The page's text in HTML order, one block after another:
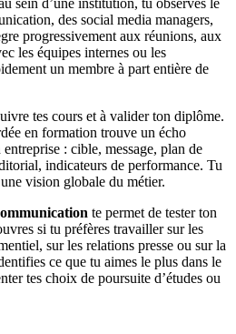
sein d’une institution, tu observes le
des social media managers,
progressivement aux réunions, aux
les équipes internes ou les
un membre à part entière de
tes cours et à valider ton diplôme.
en formation trouve un écho
: cible, message, plan de
indicateurs de performance. Tu
vision globale du métier.
te permet de tester ton
si tu préfères travailler sur les
sur les relations presse ou sur la
ce que tu aimes le plus dans le
tes choix de poursuite d’études ou